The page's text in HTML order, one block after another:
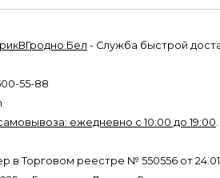
- Служба быстрой
55-88
ежедневно с 10:00 до 19:00
в Торговом реестре № 550556 от